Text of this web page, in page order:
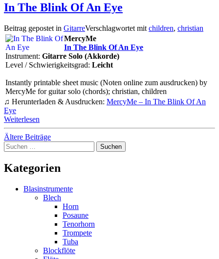
In The Blink Of An Eye
Beitrag gepostet in GitarreVerschlagwortet mit children, christian
MercyMe
In The Blink Of An Eye
Instrument: Gitarre Solo (Akkorde)
Level / Schwierigkeitsgrad: Leicht
Instantly printable sheet music (Noten online zum ausdrucken) by
MercyMe for guitar solo (chords); christian, children
♫ Herunterladen & Ausdrucken: MercyMe – In The Blink Of An
Eye
Weiterlesen
Beitragsnavigation
Ältere Beiträge
Suchen
nach:
Kategorien
Blasinstrumente
Blech
Horn
Posaune
Tenorhorn
Trompete
Tuba
Blockflöte